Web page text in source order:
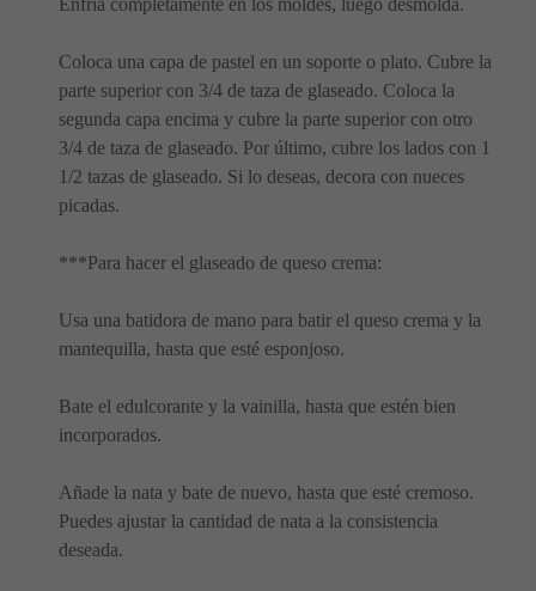
Coloca una capa de pastel en un soporte o plato. Cubre la
parte superior con 3/4 de taza de glaseado. Coloca la
segunda capa encima y cubre la parte superior con otro
3/4 de taza de glaseado. Por último, cubre los lados con 1
1/2 tazas de glaseado. Si lo deseas, decora con nueces
picadas.
***Para hacer el glaseado de queso crema:
Usa una batidora de mano para batir el queso crema y la
mantequilla, hasta que esté esponjoso.
Bate el edulcorante y la vainilla, hasta que estén bien
incorporados.
Añade la nata y bate de nuevo, hasta que esté cremoso.
Puedes ajustar la cantidad de nata a la consistencia
deseada.